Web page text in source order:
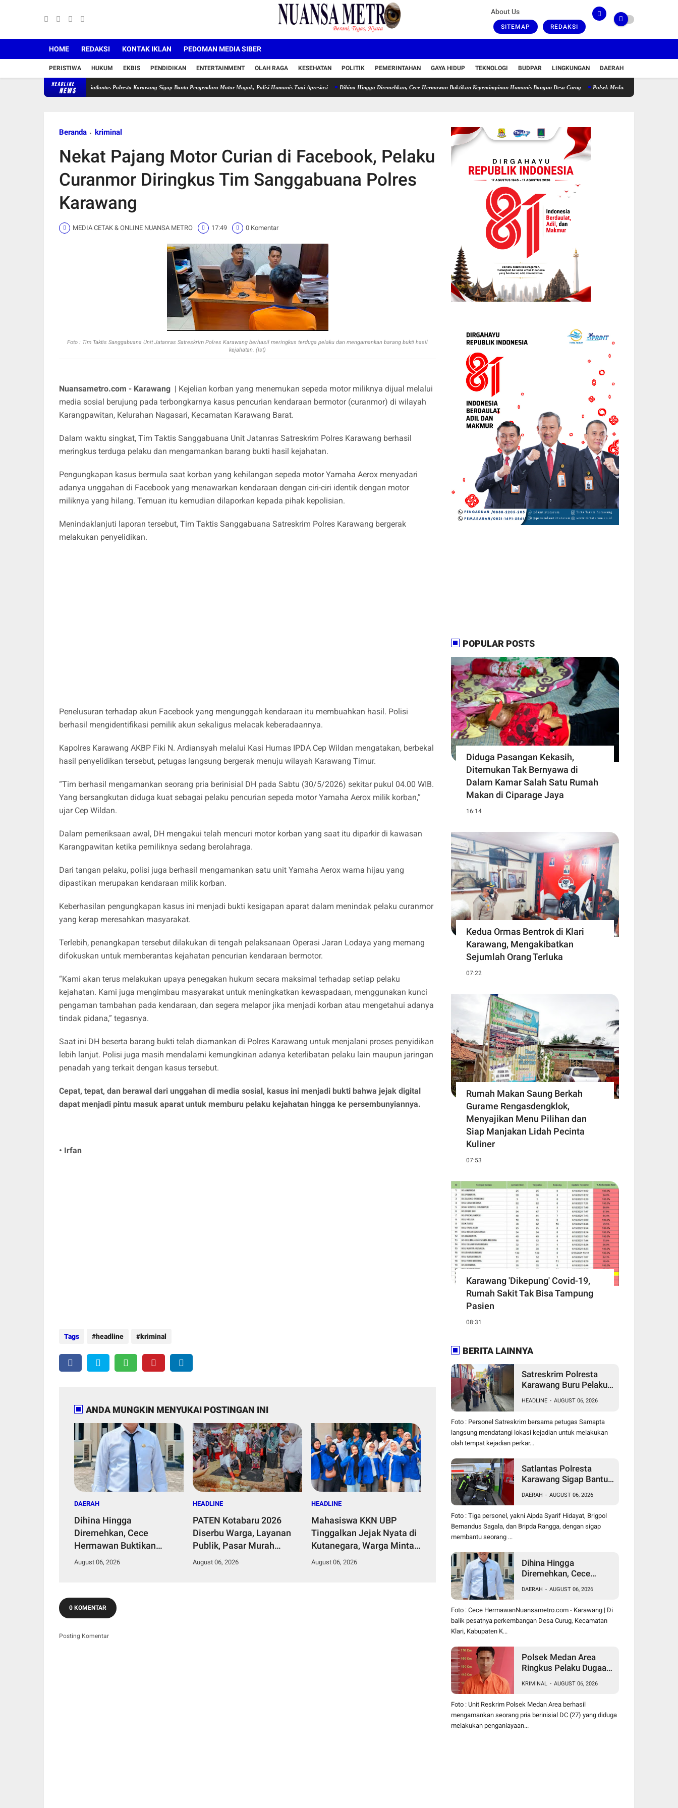
About Us
SITEMAP REDAKSI
HOME REDAKSI KONTAK IKLAN PEDOMAN MEDIA SIBER
PERISTIWA HUKUM EKBIS PENDIDIKAN ENTERTAINMENT OLAH RAGA KESEHATAN POLITIK PEMERINTAHAN GAYA HIDUP TEKNOLOGI BUDPAR LINGKUNGAN DAERAH
HEADLINE
NEWS
Satlantas Polresta Karawang Sigap Bantu Pengendara Motor Mogok, Polisi Humanis Tuai Apresiasi Dihina Hingga Diremehkan, Cece Hermawan Buktikan Kepemimpinan Humanis Bangun Desa Curug Polsek Medan Area Ringkus Pelaku Dugaan
Beranda kriminal
Nekat Pajang Motor Curian di Facebook, Pelaku
Curanmor Diringkus Tim Sanggabuana Polres
Karawang
MEDIA CETAK & ONLINE NUANSA METRO 17:49 0 Komentar
Foto : Tim Taktis Sanggabuana Unit Jatanras Satreskrim Polres Karawang berhasil meringkus terduga pelaku dan mengamankan barang bukti hasil
kejahatan. (Ist)
Nuansametro.com - Karawang | Kejelian korban yang menemukan sepeda motor miliknya dijual melalui
media sosial berujung pada terbongkarnya kasus pencurian kendaraan bermotor (curanmor) di wilayah
Karangpawitan, Kelurahan Nagasari, Kecamatan Karawang Barat.
Dalam waktu singkat, Tim Taktis Sanggabuana Unit Jatanras Satreskrim Polres Karawang berhasil
meringkus terduga pelaku dan mengamankan barang bukti hasil kejahatan.
Pengungkapan kasus bermula saat korban yang kehilangan sepeda motor Yamaha Aerox menyadari
adanya unggahan di Facebook yang menawarkan kendaraan dengan ciri-ciri identik dengan motor
miliknya yang hilang. Temuan itu kemudian dilaporkan kepada pihak kepolisian.
Menindaklanjuti laporan tersebut, Tim Taktis Sanggabuana Satreskrim Polres Karawang bergerak
melakukan penyelidikan.
Penelusuran terhadap akun Facebook yang mengunggah kendaraan itu membuahkan hasil. Polisi
berhasil mengidentifikasi pemilik akun sekaligus melacak keberadaannya.
Kapolres Karawang AKBP Fiki N. Ardiansyah melalui Kasi Humas IPDA Cep Wildan mengatakan, berbekal
hasil penyelidikan tersebut, petugas langsung bergerak menuju wilayah Karawang Timur.
“Tim berhasil mengamankan seorang pria berinisial DH pada Sabtu (30/5/2026) sekitar pukul 04.00 WIB.
Yang bersangkutan diduga kuat sebagai pelaku pencurian sepeda motor Yamaha Aerox milik korban,”
ujar Cep Wildan.
Dalam pemeriksaan awal, DH mengakui telah mencuri motor korban yang saat itu diparkir di kawasan
Karangpawitan ketika pemiliknya sedang berolahraga.
Dari tangan pelaku, polisi juga berhasil mengamankan satu unit Yamaha Aerox warna hijau yang
dipastikan merupakan kendaraan milik korban.
Keberhasilan pengungkapan kasus ini menjadi bukti kesigapan aparat dalam menindak pelaku curanmor
yang kerap meresahkan masyarakat.
Terlebih, penangkapan tersebut dilakukan di tengah pelaksanaan Operasi Jaran Lodaya yang memang
difokuskan untuk memberantas kejahatan pencurian kendaraan bermotor.
“Kami akan terus melakukan upaya penegakan hukum secara maksimal terhadap setiap pelaku
kejahatan. Kami juga mengimbau masyarakat untuk meningkatkan kewaspadaan, menggunakan kunci
pengaman tambahan pada kendaraan, dan segera melapor jika menjadi korban atau mengetahui adanya
tindak pidana,” tegasnya.
Saat ini DH beserta barang bukti telah diamankan di Polres Karawang untuk menjalani proses penyidikan
lebih lanjut. Polisi juga masih mendalami kemungkinan adanya keterlibatan pelaku lain maupun jaringan
penadah yang terkait dengan kasus tersebut.
Cepat, tepat, dan berawal dari unggahan di media sosial, kasus ini menjadi bukti bahwa jejak digital
dapat menjadi pintu masuk aparat untuk memburu pelaku kejahatan hingga ke persembunyiannya.
• Irfan
Tags headline kriminal
ANDA MUNGKIN MENYUKAI POSTINGAN INI
DAERAH
Dihina Hingga
Diremehkan, Cece
Hermawan Buktikan
Kepemimpinan Humanis
August 06, 2026
HEADLINE
PATEN Kotabaru 2026
Diserbu Warga, Layanan
Publik, Pasar Murah
Hingga Groundbreaking TK
August 06, 2026
HEADLINE
Mahasiswa KKN UBP
Tinggalkan Jejak Nyata di
Kutanegara, Warga Minta
Masa Pengabdian
August 06, 2026
0 KOMENTAR
Posting Komentar
POPULAR POSTS
Diduga Pasangan Kekasih,
Ditemukan Tak Bernyawa di
Dalam Kamar Salah Satu Rumah
Makan di Ciparage Jaya
16:14
Kedua Ormas Bentrok di Klari
Karawang, Mengakibatkan
Sejumlah Orang Terluka
07:22
Rumah Makan Saung Berkah
Gurame Rengasdengklok,
Menyajikan Menu Pilihan dan
Siap Manjakan Lidah Pecinta
Kuliner
07:53
Karawang 'Dikepung' Covid-19,
Rumah Sakit Tak Bisa Tampung
Pasien
08:31
BERITA LAINNYA
Satreskrim Polresta
Karawang Buru Pelaku
Palumbonsari I, Korban
Rugi Rp19 Juta
HEADLINE - AUGUST 06, 2026
Foto : Personel Satreskrim bersama petugas Samapta
langsung mendatangi lokasi kejadian untuk melakukan
olah tempat kejadian perkar...
Satlantas Polresta
Karawang Sigap Bantu
Mogok, Polisi Humanis
Tuai Apresiasi
DAERAH - AUGUST 06, 2026
Foto : Tiga personel, yakni Aipda Syarif Hidayat, Brigpol
Bernandus Sagala, dan Bripda Rangga, dengan sigap
membantu seorang ...
Dihina Hingga
Diremehkan, Cece
Kepemimpinan
Humanis Bangun Desa
Curug
DAERAH - AUGUST 06, 2026
Foto : Cece HermawanNuansametro.com - Karawang | Di
balik pesatnya perkembangan Desa Curug, Kecamatan
Klari, Kabupaten K...
Polsek Medan Area
Ringkus Pelaku Dugaan
Depan SPBU Jalan
Denai, Korban Alami
Luka Memar
KRIMINAL - AUGUST 06, 2026
Foto : Unit Reskrim Polsek Medan Area berhasil
mengamankan seorang pria berinisial DC (27) yang diduga
melakukan penganiayaan...